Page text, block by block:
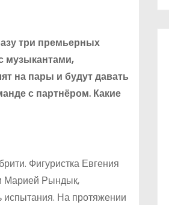
три премьерных
музыкантами,
на пары и будут давать
с партнёром. Какие
Фигуристка Евгения
Марией Рындык,
испытания. На протяжении